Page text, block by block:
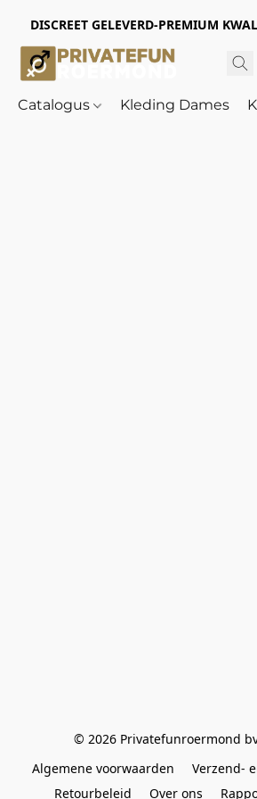
DISCREET GELEVERD-PREMIUM
Catalogus Kleding Dames
© 2026 Privatefunroermond
Algemene voorwaarden
Verzend-
Retourbeleid
Over ons